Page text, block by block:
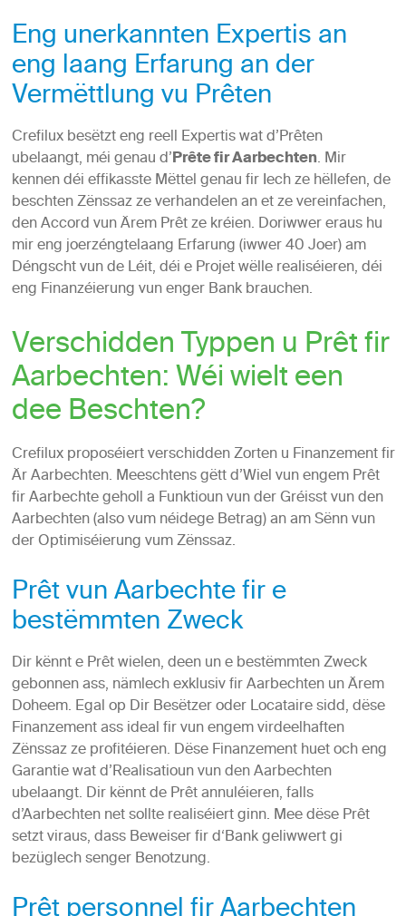
Eng unerkannten Expertis an
eng laang Erfarung an der
Vermëttlung vu Prêten
Crefilux besëtzt eng reell Expertis wat d’Prêten
ubelaangt, méi genau d’Prête fir Aarbechten. Mir
kennen déi effikasste Mëttel genau fir Iech ze hëllefen, de
beschten Zënssaz ze verhandelen an et ze vereinfachen,
den Accord vun Ärem Prêt ze kréien. Doriwwer eraus hu
mir eng joerzéngtelaang Erfarung (iwwer 40 Joer) am
Déngscht vun de Léit, déi e Projet wëlle realiséieren, déi
eng Finanzéierung vun enger Bank brauchen.
Verschidden Typpen u Prêt fir
Aarbechten: Wéi wielt een
dee Beschten?
Crefilux proposéiert verschidden Zorten u Finanzement fir
Är Aarbechten. Meeschtens gëtt d’Wiel vun engem Prêt
fir Aarbechte geholl a Funktioun vun der Gréisst vun den
Aarbechten (also vum néidege Betrag) an am Sënn vun
der Optimiséierung vum Zënssaz.
Prêt vun Aarbechte fir e
bestëmmten Zweck
Dir kënnt e Prêt wielen, deen un e bestëmmten Zweck
gebonnen ass, nämlech exklusiv fir Aarbechten un Ärem
Doheem. Egal op Dir Besëtzer oder Locataire sidd, dëse
Finanzement ass ideal fir vun engem virdeelhaften
Zënssaz ze profitéieren. Dëse Finanzement huet och eng
Garantie wat d’Realisatioun vun den Aarbechten
ubelaangt. Dir kënnt de Prêt annuléieren, falls
d’Aarbechten net sollte realiséiert ginn. Mee dëse Prêt
setzt viraus, dass Beweiser fir d‘Bank geliwwert gi
bezüglech senger Benotzung.